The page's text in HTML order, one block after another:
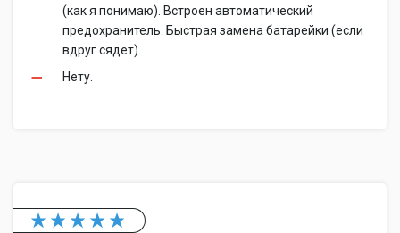
(как я понимаю). Встроен автоматический
предохранитель. Быстрая замена батарейки (если
вдруг сядет).
Нету.